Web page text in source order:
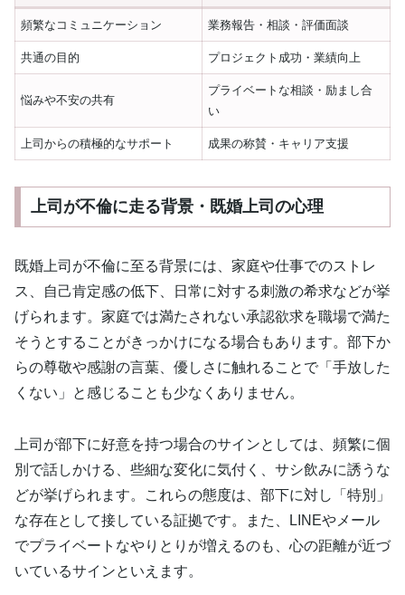
頻繁なコミュニケーション 業務報告・相談・評価面談
共通の目的 プロジェクト成功・業績向上
悩みや不安の共有
プライベートな相談・励まし合
い
上司からの積極的なサポート 成果の称賛・キャリア支援
上司が不倫に走る背景・既婚上司の心理
既婚上司が不倫に至る背景には、家庭や仕事でのストレ
ス、自己肯定感の低下、日常に対する刺激の希求などが挙
げられます。家庭では満たされない承認欲求を職場で満た
そうとすることがきっかけになる場合もあります。部下か
らの尊敬や感謝の言葉、優しさに触れることで「手放した
くない」と感じることも少なくありません。
上司が部下に好意を持つ場合のサインとしては、頻繁に個
別で話しかける、些細な変化に気付く、サシ飲みに誘うな
どが挙げられます。これらの態度は、部下に対し「特別」
な存在として接している証拠です。また、LINEやメール
でプライベートなやりとりが増えるのも、心の距離が近づ
いているサインといえます。